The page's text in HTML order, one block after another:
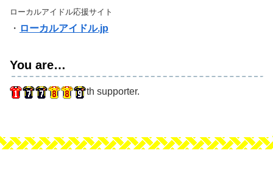
ローカルアイドル応援サイト
・ ローカルアイドル.jp
You are…
th supporter.